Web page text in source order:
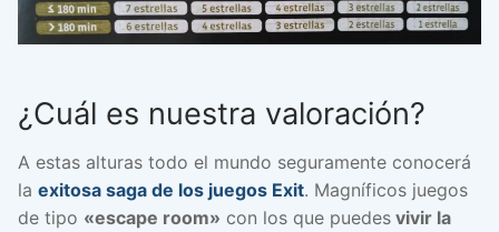
¿Cuál es nuestra valoración?
A estas alturas todo el mundo seguramente conocerá
la exitosa saga de los juegos Exit. Magníficos juegos
de tipo «escape room» con los que puedes vivir la